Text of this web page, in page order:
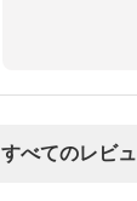
すべてのレビ